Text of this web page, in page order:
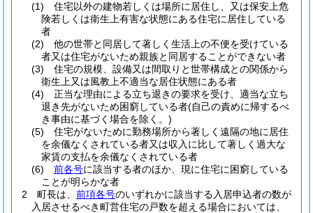
(1)
住宅以外の建物若しくは場所に居住し、又は保安上危
険若しくは衛生上有害な状態にある住宅に居住している
者
(2)
他の世帯と同居して著しく生活上の不便を受けている
者又は住宅がないため親族と同居することができない者
(3)
住宅の規模、設備又は間取りと世帯構成との関係から
衛生上又は風教上不適当な居住状態にある者
(4)
正当な理由による立ち退きの要求を受け、適当な立ち
退き先がないため困窮している者(自己の責めに帰するべ
き事由に基づく場合を除く。)
(5)
住宅がないために勤務場所から著しく遠隔の地に居住
を余儀なくされている者又は収入に比して著しく過大な
家賃の支払を余儀なくされている者
(6)
前各号に該当する者のほか、現に住宅に困窮している
ことが明らかな者
2
町長は、 前項各号のいずれかに該当する入居申込者の数が
入居させるべき町営住宅の戸数を超える場合においては、